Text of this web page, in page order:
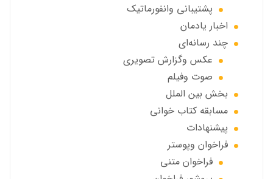
پشتیبانی وانفورماتیک
اخبار يادمان
چند رسانه‌ای
عکس وگزارش تصویری
صوت وفيلم
بخش بين الملل
مسابقه کتاب خوانی
پیشنهادات
فراخوان‌ وپوستر
فراخوان متني